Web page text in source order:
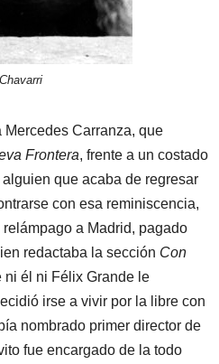
Carranza, que
Frontera, frente a un costado
que acaba de regresar
con esa reminiscencia,
a Madrid, pagado
redactaba la sección Con
ni él ni Félix Grande le
irse a vivir por la libre con
nombrado primer director de
fue encargado de la todo